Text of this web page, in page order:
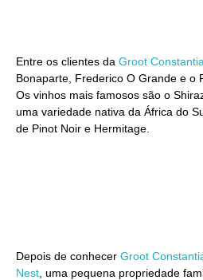
Entre os clientes da Groot Constantia
Bonaparte, Frederico O Grande e o
Os vinhos mais famosos são o
uma variedade nativa da África do
de Pinot Noir e Hermitage.
Depois de conhecer Groot
Nest , uma pequena propriedade